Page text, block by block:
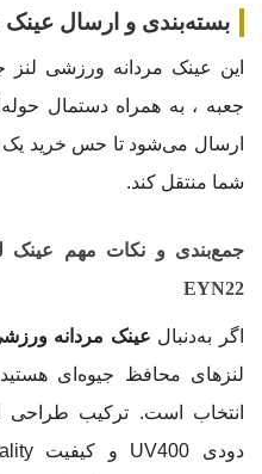
بسته‌بندی و ارسال عینک
جعبه‌ ، به همراه دستمال
ارسال می‌شود تا حس خرید یک
شما منتقل کند.
جمع‌بندی و نکات مهم عینک
EYN22
اگر به‌دنبال عینک مردانه
لنزهای محافظ جیوه‌ای
انتخاب است. ترکیب طراحی